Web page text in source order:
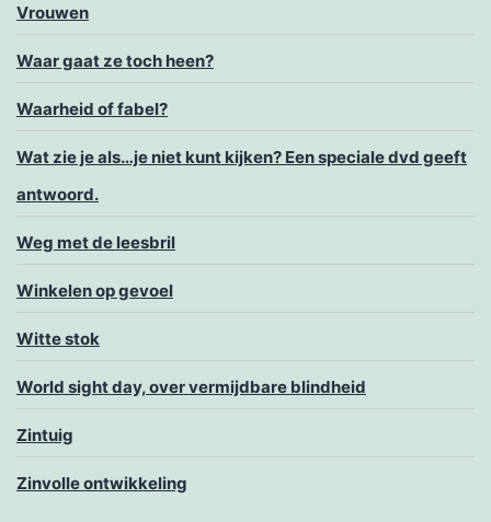
Vrouwen
Waar gaat ze toch heen?
Waarheid of fabel?
Wat zie je als…je niet kunt kijken? Een speciale dvd geeft
antwoord.
Weg met de leesbril
Winkelen op gevoel
Witte stok
World sight day, over vermijdbare blindheid
Zintuig
Zinvolle ontwikkeling